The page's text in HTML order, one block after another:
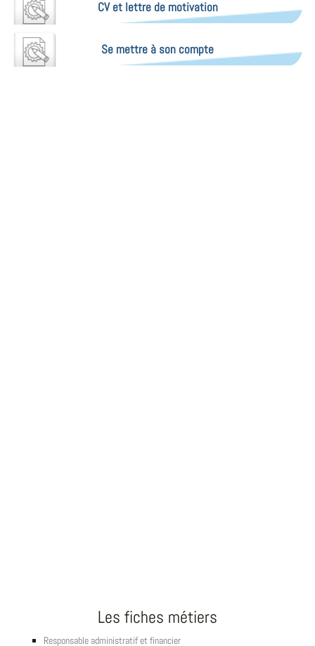
CV et lettre de motivation
Se mettre à son compte
Les fiches métiers
Responsable administratif et financier